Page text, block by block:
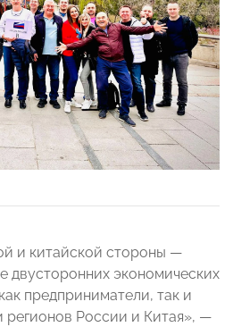
и китайской стороны —
двусторонних экономических
предприниматели, так и
регионов России и Китая», —